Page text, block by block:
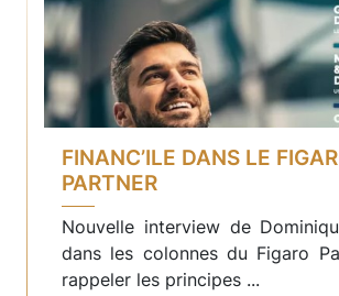
FINANC’ILE DANS LE
PARTNER
Nouvelle interview de
dans les colonnes du Figaro
rappeler les principes ...